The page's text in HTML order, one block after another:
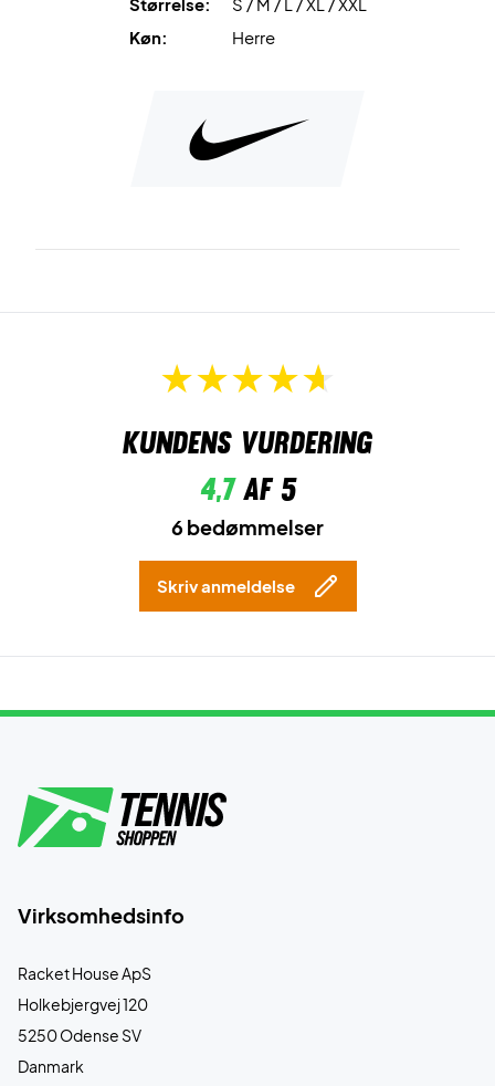
Køn:
Herre
Kundens vurdering
4,7af 5
6 bedømmelser
Skriv anmeldelse
Virksomhedsinfo
Racket House ApS
Holkebjergvej 120
5250 Odense SV
Danmark